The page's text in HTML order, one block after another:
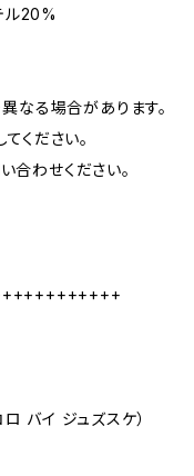
ル20%
なる場合があります。
ください。
合わせください。
バイ ジュズスケ）